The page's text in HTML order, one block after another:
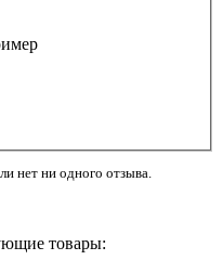
нет ни одного отзыва.
товары: